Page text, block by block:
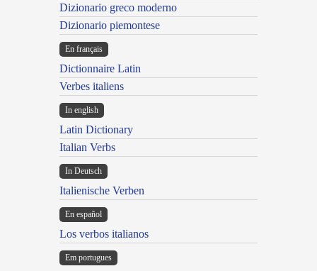
Dizionario greco moderno
Dizionario piemontese
En français
Dictionnaire Latin
Verbes italiens
In english
Latin Dictionary
Italian Verbs
In Deutsch
Italienische Verben
En español
Los verbos italianos
Em portugues